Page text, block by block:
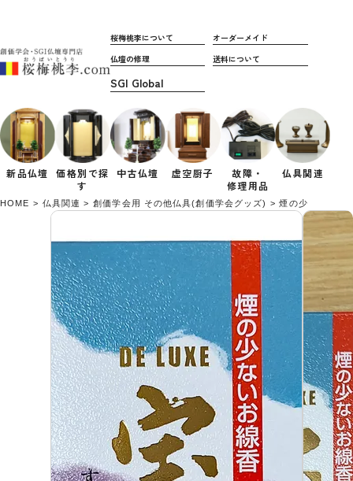
桜梅桃李について
オーダーメイド
仏壇の修理
送料について
新品仏壇 価格別で探
す
中古仏壇 虚空厨子
故障・
修理用品
仏具関連
HOME 仏具関連 創価学会用 その他仏具(創価学会グッズ) 煙の少ないお線